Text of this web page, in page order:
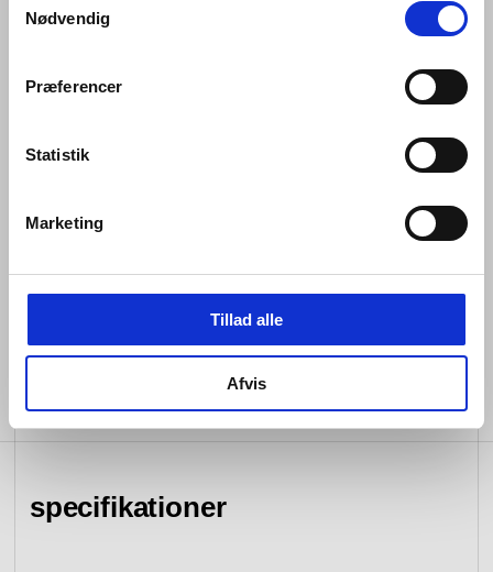
Nødvendig
Præferencer
Statistik
Marketing
Tillad alle
Afvis
specifikationer
Total højde på 280mm
2 x 9,5mm flexible tilslutningsslanger
Trykgruppe 2 (50–150 kPa)
Syrefast rustfrit stål AISI316